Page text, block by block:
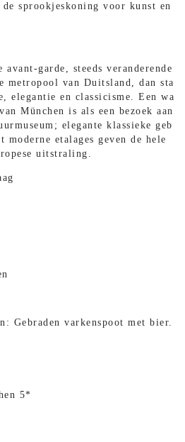
sprookjeskoning voor kunst en
garde, steeds veranderende
metropool van Duitsland, dan sta
elegantie en classicisme. Een wa
München is als een bezoek aan
elegante klassieke geb
moderne etalages geven de hele
uitstraling.
Gebraden varkenspoot met bier.
5*